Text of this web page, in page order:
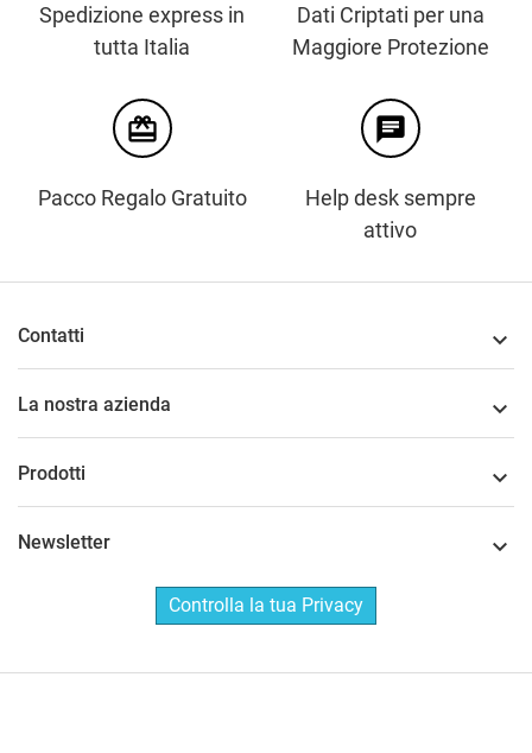
Spedizione express in
tutta Italia
Dati Criptati per una
Maggiore Protezione
card_giftcard
Pacco Regalo Gratuito
chat
Help desk sempre
attivo
Contatti 
La nostra azienda 
Prodotti 
Newsletter 
Controlla la tua Privacy